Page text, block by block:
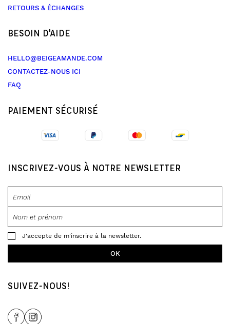
RETOURS & ÉCHANGES
BESOIN D'AIDE
HELLO@BEIGEAMANDE.COM
CONTACTEZ-NOUS ICI
FAQ
PAIEMENT SÉCURISÉ
INSCRIVEZ-VOUS À NOTRE NEWSLETTER
J'accepte de m'inscrire à la newsletter.
SUIVEZ-NOUS!
Share Icon
Share Icon